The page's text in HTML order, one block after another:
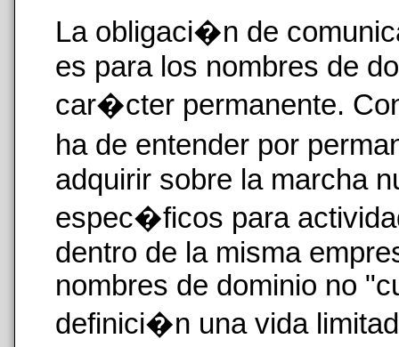
La obligaci�n de
es para los nombres de
car�cter permanente.
ha de entender por
adquirir sobre la marcha
espec�ficos para
dentro de la misma
nombres de dominio no
definici�n una vida